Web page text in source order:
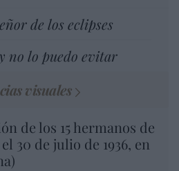
de los eclipses
no lo puedo evitar
visuales
de los 15 hermanos de
30 de julio de 1936, en